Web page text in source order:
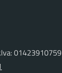
01423910759